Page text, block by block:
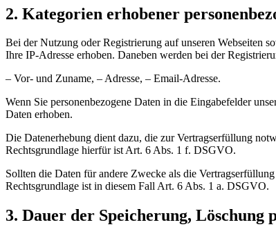
2. Kategorien erhobener
Bei der Nutzung oder Registrierung auf unseren Webseiten
Ihre IP-Adresse erhoben. Daneben werden bei der
– Vor- und Zuname, – Adresse, – Email-Adresse.
Wenn Sie personenbezogene Daten in die Eingabefelder
Daten erhoben.
Die Datenerhebung dient dazu, die zur Vertragserfüllung
Rechtsgrundlage hierfür ist Art. 6 Abs. 1 f. DSGVO.
Sollten die Daten für andere Zwecke als die
Rechtsgrundlage ist in diesem Fall Art. 6 Abs. 1 a. DSGVO.
3. Dauer der Speicherung, Löschung